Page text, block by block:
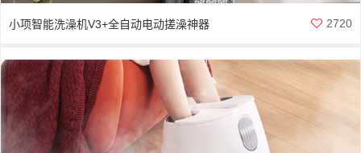
小项智能洗澡机V3+全自动电动搓澡神器 2720